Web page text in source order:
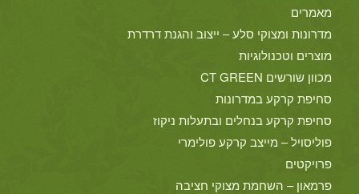
מאמרים
מדרונות ומצוקי סלע – ייצוב והגנת דרדרת
מוצרים וטכנולוגיות
מכוון שורשים CT GREEN
סחיפת קרקע במדרונות
סחיפת קרקע בנחלים ובתעלות ניקוז
פוליסויל – מייצב קרקע פולימרי
פרויקטים
פרמאון – השחמת מצוקי חציבה